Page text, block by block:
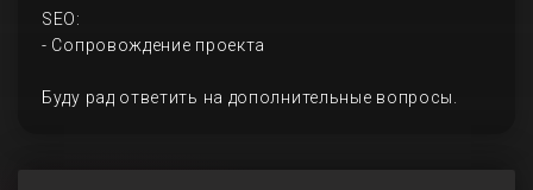
SEO:
- Сопровождение проекта
Буду рад ответить на дополнительные вопросы.